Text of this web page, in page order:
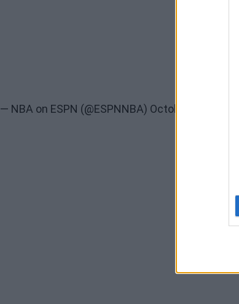
— NBA on ESPN (@ESPNNBA) October 15, 2022